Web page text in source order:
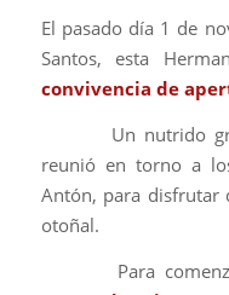
El pasado día 1 de
Santos, esta
convivencia de
Un nutrido
reunió en torno a
Antón, para disfrutar
otoñal.
Para